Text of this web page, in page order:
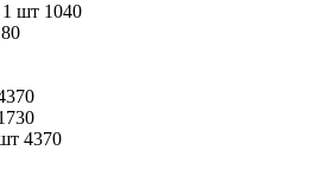
шт 1040
4370